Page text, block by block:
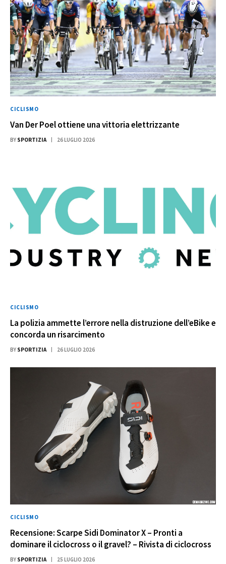
CICLISMO
Van Der Poel ottiene una vittoria elettrizzante
BY SPORTIZIA 26 LUGLIO 2026
CICLISMO
La polizia ammette l’errore nella distruzione dell’eBike e
concorda un risarcimento
BY SPORTIZIA 26 LUGLIO 2026
CICLISMO
Recensione: Scarpe Sidi Dominator X – Pronti a
dominare il ciclocross o il gravel? – Rivista di ciclocross
BY SPORTIZIA 25 LUGLIO 2026